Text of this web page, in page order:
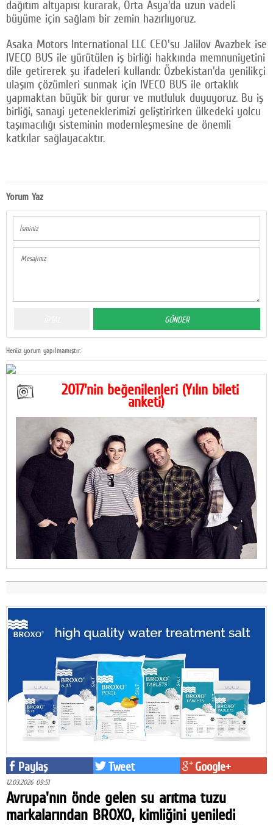
dağıtım altyapısı kurarak, Orta Asya'da uzun vadeli
büyüme için sağlam bir zemin hazırlıyoruz.
Asaka Motors International LLC CEO'su Jalilov Avazbek ise
IVECO BUS ile yürütülen iş birliği hakkında memnuniyetini
dile getirerek şu ifadeleri kullandı: Özbekistan'da yenilikçi
ulaşım çözümleri sunmak için IVECO BUS ile ortaklık
yapmaktan büyük bir gurur ve mutluluk duyuyoruz. Bu iş
birliği, sanayi yeteneklerimizi geliştirirken ülkedeki yolcu
taşımacılığı sisteminin modernleşmesine de önemli
katkılar sağlayacaktır.
Yorum Yaz
Henüz yorum yapılmamıştır.
2017'nin beğenilenleri (Yılın bileti
anketi)
Paylaş Tweet Google+
12.03.2026 09:51
Avrupa'nın önde gelen su arıtma tuzu
markalarından BROXO, kimliğini yeniledi